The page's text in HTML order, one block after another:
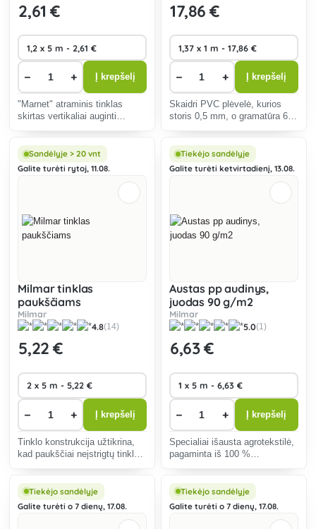
2,61 €
− + Į krepšelį
"Marnet" atraminis tinklas
skirtas vertikaliai auginti
17,86 €
− + Į krepšelį
Skaidri PVC plėvelė, kurios
storis 0,5 mm, o gramatūra 625
Sandėlyje > 20 vnt
Galite turėti rytoj, 11.08.
Milmar tinklas
paukščiams
Milmar
4.8(14)
5,22 €
− + Į krepšelį
Tinklo konstrukcija užtikrina,
kad paukščiai neįstrigtų tinkle
Tiekėjo sandėlyje
Galite turėti ketvirtadienį, 13.08.
Austas pp audinys,
juodas 90 g/m2
Milmar
5.0(1)
6,63 €
− + Į krepšelį
Specialiai išausta agrotekstilė,
pagaminta iš 100 %
agrotekstilė, kurios ploto svoris
90 g/m2. Skirta naudoti žemės
ūkyje, sodininkystėje,
Tiekėjo sandėlyje
Galite turėti o 7 dienų, 17.08.
Tiekėjo sandėlyje
Galite turėti o 7 dienų, 17.08.